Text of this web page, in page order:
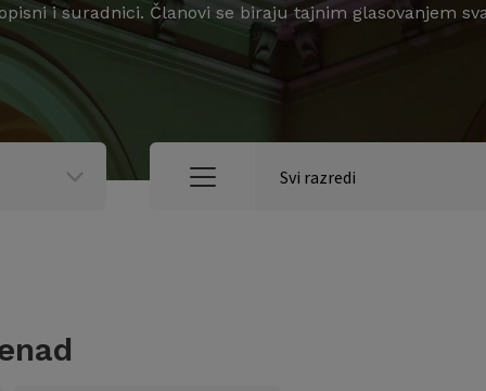
i suradnici. Članovi se biraju tajnim glasovanjem